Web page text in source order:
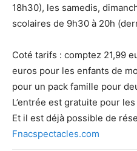
18h30), les samedis,
scolaires de 9h30 à 20h
Coté tarifs : comptez 21,99
euros pour les enfants de
pour un pack famille pour
L’entrée est gratuite pour
Et il est déjà possible de
Fnacspectacles.com